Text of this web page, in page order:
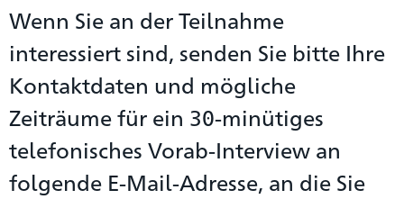
Wenn Sie an der Teilnahme
interessiert sind, senden Sie bitte Ihre
Kontaktdaten und mögliche
Zeiträume für ein 30-minütiges
telefonisches Vorab-Interview an
folgende E-Mail-Adresse, an die Sie